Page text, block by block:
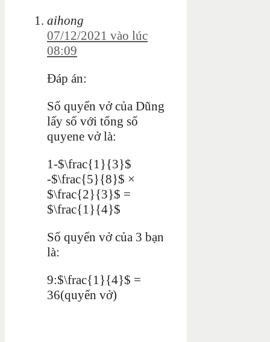
aihong
07/12/2021 vào lúc
08:09
Đáp án:
Số quyển vở của Dũng
lấy số với tổng số
quyene vở là:
1-$\frac{1}{3}$
-$\frac{5}{8}$ ×
$\frac{2}{3}$ =
$\frac{1}{4}$
Số quyển vở của 3 bạn
là:
9:$\frac{1}{4}$ =
36(quyển vở)